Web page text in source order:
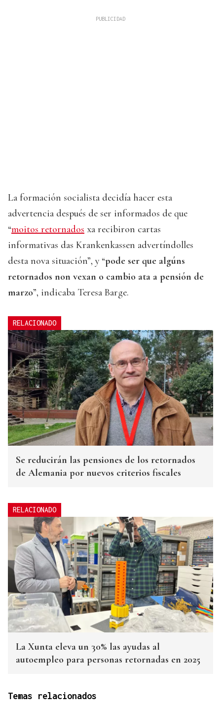
La formación socialista decidía hacer esta
advertencia después de ser informados de que
“moitos retornados xa recibiron cartas
informativas das Krankenkassen advertíndolles
desta nova situación”, y “pode ser que algúns
retornados non vexan o cambio ata a pensión de
marzo”, indicaba Teresa Barge.
RELACIONADO
Se reducirán las pensiones de los retornados
de Alemania por nuevos criterios fiscales
RELACIONADO
La Xunta eleva un 30% las ayudas al
autoempleo para personas retornadas en 2025
Temas relacionados